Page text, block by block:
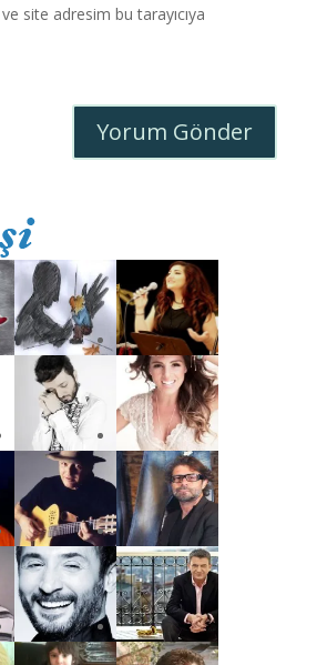
site adresim bu tarayıcıya